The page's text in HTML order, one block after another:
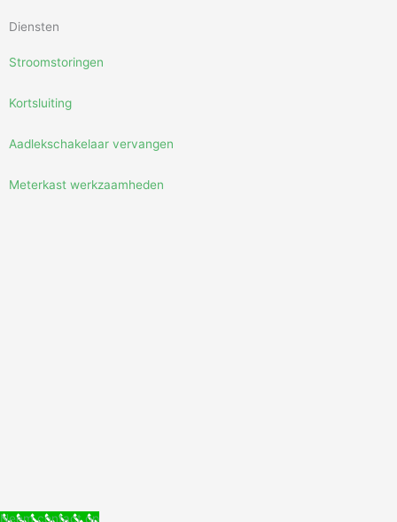
Diensten
Stroomstoringen
Kortsluiting
Aadlekschakelaar vervangen
Meterkast werkzaamheden
Neem contact op